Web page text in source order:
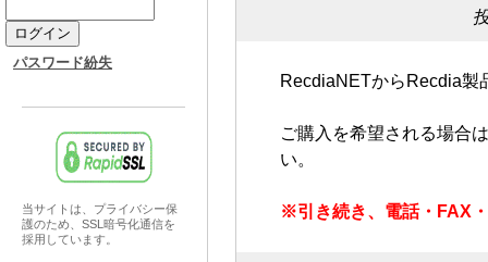
パスワード紛失
当サイトは、プライバシー保
護のため、SSL暗号化通信を
採用しています。
RecdiaNETからRecdia製
ご購入を希望される場合
い。
※引き続き、電話・FAX